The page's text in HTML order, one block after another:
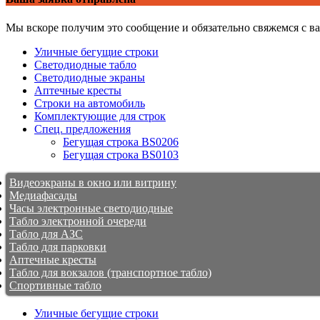
Мы вскоре получим это сообщение и обязательно свяжемся с
Уличные бегущие строки
Светодиодные табло
Светодиодные экраны
Аптечные кресты
Строки на автомобиль
Комплектующие для строк
Спец. предложения
Бегущая строка BS0206
Бегущая строка BS0103
Видеоэкраны в окно или витрину
Медиафасады
Часы электронные светодиодные
Табло электронной очереди
Табло для АЗС
Табло для парковки
Аптечные кресты
Табло для вокзалов (транспортное табло)
Спортивные табло
Уличные бегущие строки